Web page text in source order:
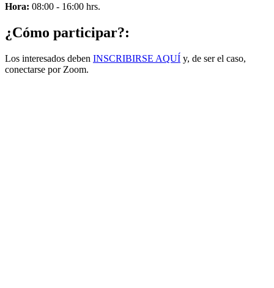
Hora: 08:00 - 16:00 hrs.
¿Cómo participar?:
Los interesados deben INSCRIBIRSE AQUÍ y, de ser el caso,
conectarse por Zoom.